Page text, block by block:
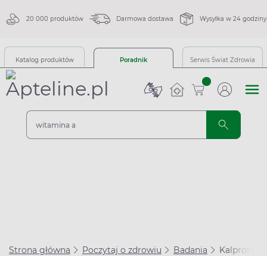
20 000 produktów Darmowa dostawa Wysyłka w 24 godziny
Katalog produktów Poradnik Serwis Świat Zdrowia
sztuk
Strona główna Poczytaj o zdrowiu Badania